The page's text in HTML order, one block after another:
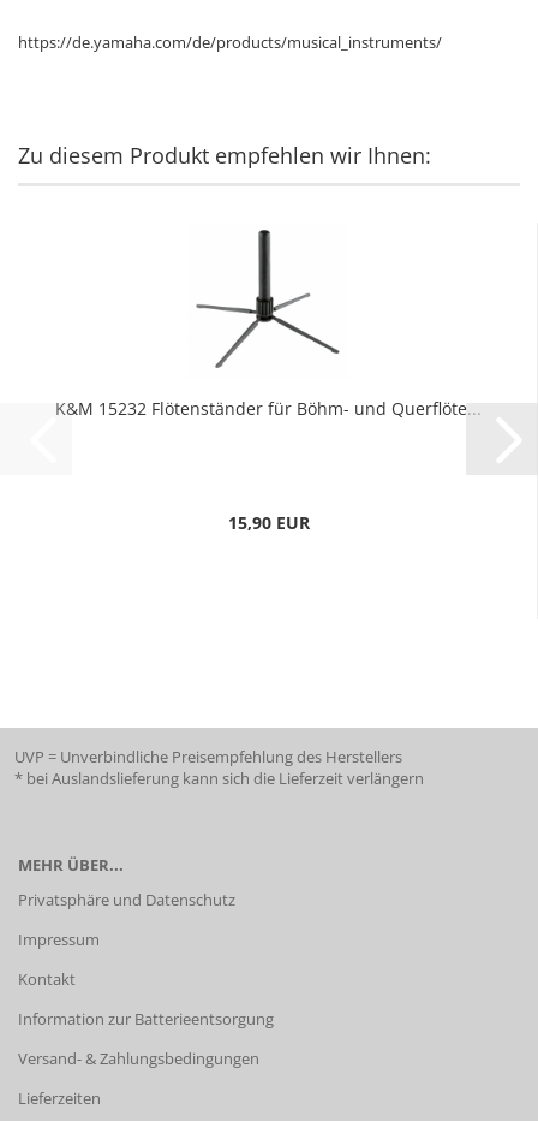
https://de.yamaha.com/de/products/musical_instruments/
Zu diesem Produkt empfehlen wir Ihnen:
K&M 15232 Flötenständer für Böhm- und Querflöte...
15,90 EUR
UVP = Unverbindliche Preisempfehlung des Herstellers
* bei Auslandslieferung kann sich die Lieferzeit verlängern
MEHR ÜBER...
Privatsphäre und Datenschutz
Impressum
Kontakt
Information zur Batterieentsorgung
Versand- & Zahlungsbedingungen
Lieferzeiten